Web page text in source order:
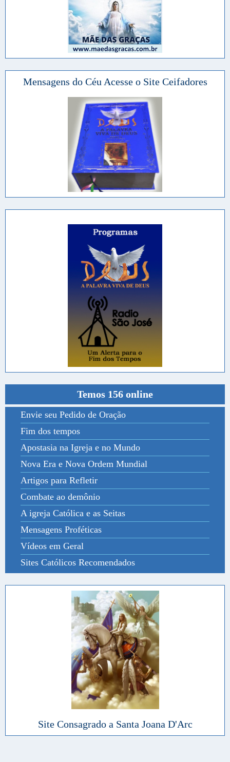
Mensagens do Céu Acesse o Site Ceifadores
Temos 156 online
Envie seu Pedido de Oração
Fim dos tempos
Apostasia na Igreja e no Mundo
Nova Era e Nova Ordem Mundial
Artigos para Refletir
Combate ao demônio
A igreja Católica e as Seitas
Mensagens Proféticas
Vídeos em Geral
Sites Católicos Recomendados
Site Consagrado a Santa Joana D'Arc